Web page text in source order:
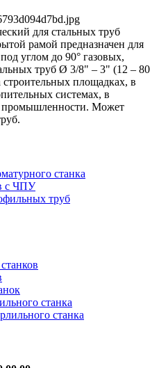
для стальных труб
рамой предназначен для
углом до 90° газовых,
труб Ø 3/8" – 3" (12 – 80
площадках, в
системах, в
промышленности. Может
станка
с ЧПУ
труб
станка
станка